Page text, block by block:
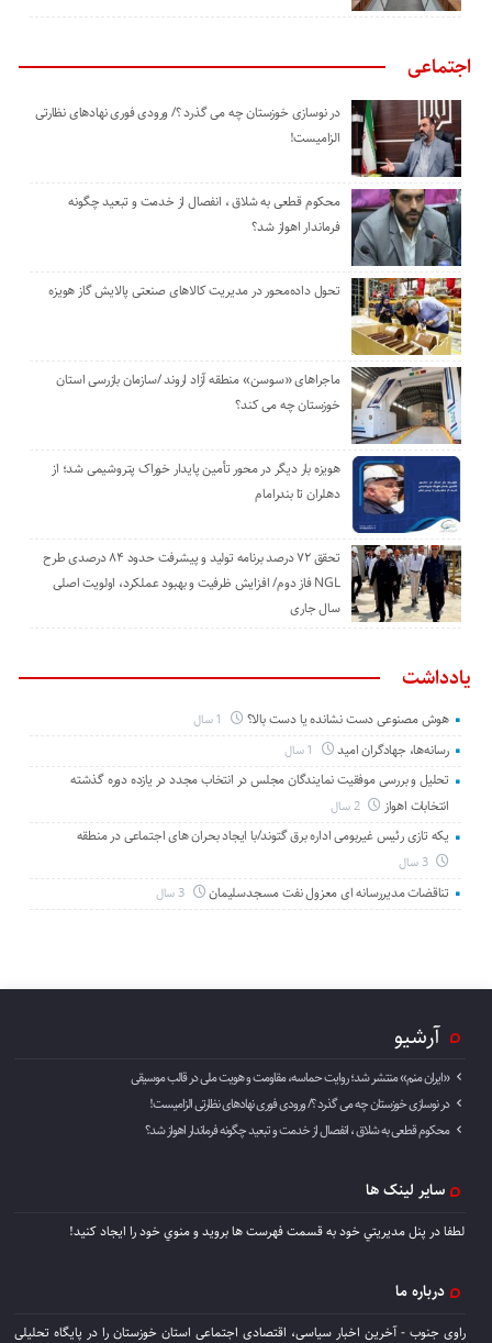
اجتماعی
در نوسازی خوزستان چه می گذرد ؟/ ورودی فوری نهادهای نظارتی
الزامیست!
محکوم قطعی به شلاق ، انفصال از خدمت و تبعید چگونه
فرماندار اهواز شد؟
تحول داده‌محور در مدیریت کالاهای صنعتی پالایش گاز هویزه
ماجراهای «سوسن» منطقه آزاد اروند /سازمان بازرسی استان
خوزستان چه می کند؟
هویزه بار دیگر در محور تأمین پایدار خوراک پتروشیمی شد؛ از
دهلران تا بندرامام
تحقق ۷۲ درصد برنامه تولید و پیشرفت حدود ۸۴ درصدی طرح
NGL فاز دوم/ افزایش ظرفیت و بهبود عملکرد، اولویت اصلی
سال جاری
یادداشت
هوش مصنوعی دست نشانده یا دست بالا؟
رسانه‌ها، جهادگران امید
تحلیل و بررسی موفقیت نمایندگان مجلس در انتخاب مجدد در یازده دوره گذشته
انتخابات اهواز
2 سال
یکه تازی رئیس غیربومی اداره برق گتوند/با ایجاد بحران های اجتماعی در منطقه
3 سال
تناقضات مدیررسانه ای معزول نفت مسجدسلیمان 3 سال
آرشیو
«ایران منم» منتشر شد؛ روایت حماسه، مقاومت و هویت ملی در قالب موسیقی
در نوسازی خوزستان چه می گذرد ؟/ ورودی فوری نهادهای نظارتی الزامیست!
محکوم قطعی به شلاق ، انفصال از خدمت و تبعید چگونه فرماندار اهواز شد؟
سایر لینک ها
لطفا در پنل مديريتي خود به قسمت فهرست ها برويد و منوي خود را ايجاد كنيد!
درباره ما
راوی جنوب - آخرین اخبار سیاسی، اقتصادی اجتماعی استان خوزستان را در پایگاه تحلیلی